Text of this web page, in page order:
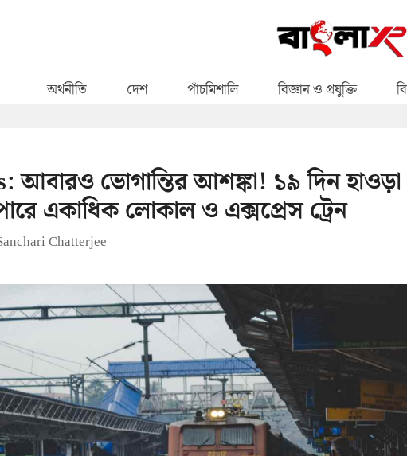
অর্থনীতি দেশ পাঁচমিশালি বিজ্ঞান ও প্রযুক্তি
আবারও ভোগান্তির আশঙ্কা! ১৯ দিন
একাধিক লোকাল ও এক্সপ্রেস ট্রেন
Chatterjee